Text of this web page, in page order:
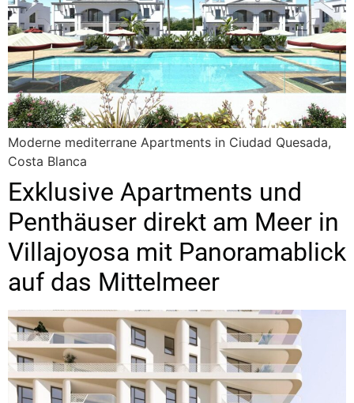
Moderne mediterrane Apartments in Ciudad Quesada,
Costa Blanca
Exklusive Apartments und
Penthäuser direkt am Meer in
Villajoyosa mit Panoramablick
auf das Mittelmeer